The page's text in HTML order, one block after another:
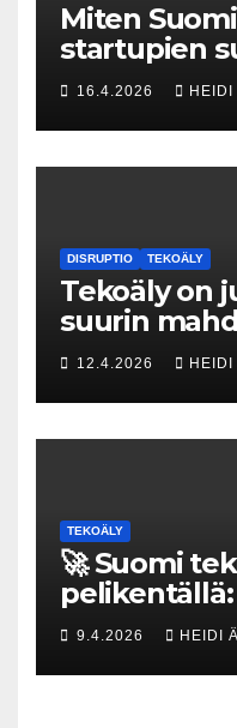
Miten
startupien
Tesin Piia
kovat luvut
16.4.2026 HEIDI
DISRUPTIO TEKOÄLY
Tekoäly on
suurin
uhka, joka
tekoja
12.4.2026 HEIDI
TEKOÄLY
🚀 Suomi
maksavia
9.4.2026 HEIDI